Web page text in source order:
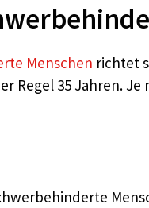
Menschen richtet
Regel 35 Jahren.